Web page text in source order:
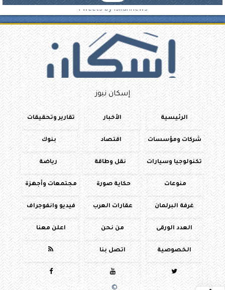
Tweets by iskannews
إسكان نيوز
الرئيسية الأخبار تقارير وتحقيقات
شركات ومؤسسات اقتصاد بنوك
تكنولوجيا وسيارات نقل وطاقة رياضة
منوعات حكاية صورة مجتمعات وأجهزة
غرفة البرلمان عقارات العرب فيديو وانفوجراف
العدد الورقى من نحن اعلن معنا
الخصوصية اتصل بنا 


